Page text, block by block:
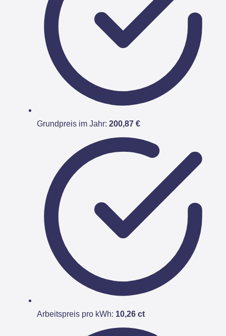
Grundpreis im Jahr: 200,87 €
Arbeitspreis pro kWh: 10,26 ct